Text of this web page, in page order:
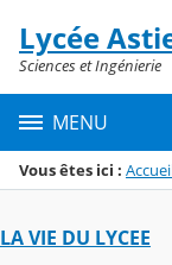
Menu de la
Contenu
Lycée
Sciences et Ingénierie
MENU
Vous êtes ici :
LA VIE DU LYCEE